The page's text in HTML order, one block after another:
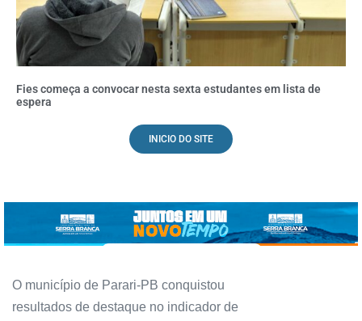
Fies começa a convocar nesta sexta estudantes em lista de
espera
INICIO DO SITE
O município de Parari-PB conquistou
resultados de destaque no indicador de